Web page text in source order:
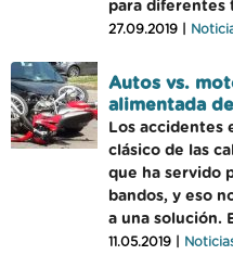
para diferentes
27.09.2019 |
Autos vs.
alimentada
Los accidentes
clásico de las
que ha servido
bandos, y eso
a una solución.
11.05.2019 |